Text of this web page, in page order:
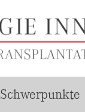
Schwerpunkte